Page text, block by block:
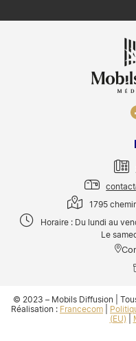
1795
Horaire : Du lundi au
Le
© 2023 – Mobils Diffusion |
Réalisation : Francecom
(EU)